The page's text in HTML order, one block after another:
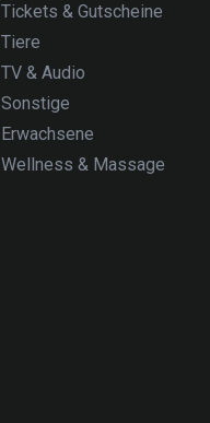
Tickets & Gutscheine
Tiere
TV & Audio
Sonstige
Erwachsene
Wellness & Massage